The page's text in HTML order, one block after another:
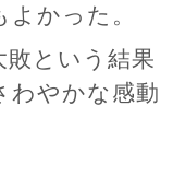
かった。
敗という結果
わやかな感動